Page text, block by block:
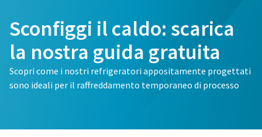
Sconfiggi il caldo: scarica
la nostra guida gratuita
Scopri come i nostri refrigeratori appositamente progettati
sono ideali per il raffreddamento temporaneo di processo